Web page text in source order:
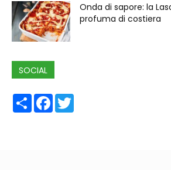
Onda di sapore: la
profuma di costiera
SOCIAL
ShareFacebook